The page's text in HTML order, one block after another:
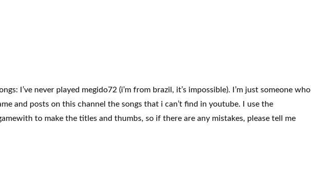
I’ve never played megido72 (i’m from brazil, it’s impossible). I’m just someone who
and posts on this channel the songs that i can’t find in youtube. I use the
to make the titles and thumbs, so if there are any mistakes, please tell me